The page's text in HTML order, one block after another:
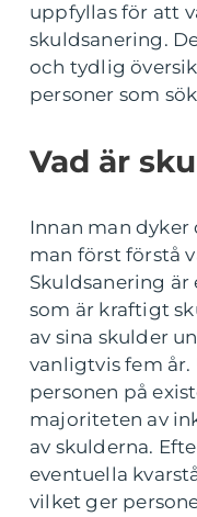
uppfyllas för att
skuldsanering.
och tydlig
personer som
Vad är
Innan man dyker
man först förstå
Skuldsanering är
som är kraftigt
av sina skulder
vanligtvis fem
personen på
majoriteten av
av skulderna.
eventuella
vilket ger